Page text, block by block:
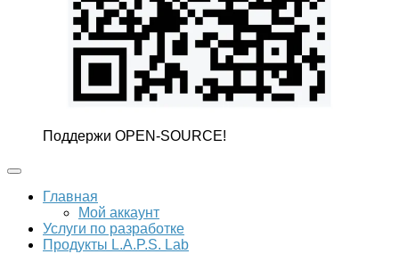
Поддержи OPEN-SOURCE!
Главная
Мой аккаунт
Услуги по разработке
Продукты L.A.P.S. Lab